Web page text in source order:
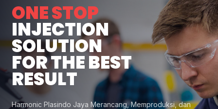
ONE STOP
INJECTION
SOLUTION
FOR THE BEST
RESULT
Harmonic Plasindo Jaya Merancang, Memproduksi, dan